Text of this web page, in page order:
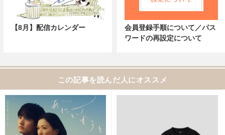
【8月】配信カレンダー
会員登録手順について／パス
ワードの再設定について
この記事を読んだ人にオススメ